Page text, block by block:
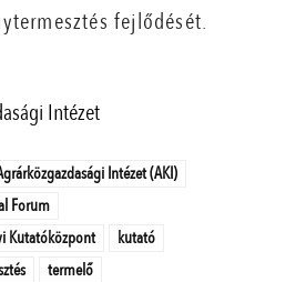
fejlődését.
Intézet
Intézet (AKI)
Forum
Kutatóközpont
kutató
termelő